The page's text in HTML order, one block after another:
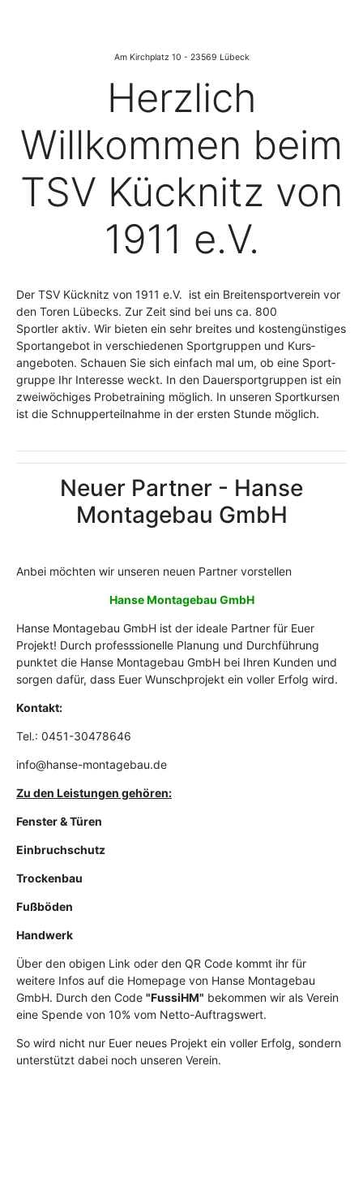
Am Kirchplatz 10 - 23569 Lübeck
Herzlich
Willkommen beim
TSV Kücknitz von
1911 e.V.
Der TSV Kücknitz von 1911 e.V. ist ein Breiten­sport­verein vor
den Toren Lübecks. Zur Zeit sind bei uns ca. 800
Sportler aktiv. Wir bieten ein sehr breites und kosten­günstiges
Sport­angebot in verschiedenen Sport­gruppen und Kurs­
angeboten. Schauen Sie sich einfach mal um, ob eine Sport­
gruppe Ihr Interesse weckt. In den Dauersportgruppen ist ein
zweiwöchiges Probetraining möglich. In unseren Sportkursen
ist die Schnupperteilnahme in der ersten Stunde möglich.
Neuer Partner - Hanse
Montagebau GmbH
Anbei möchten wir unseren neuen Partner vorstellen
Hanse Montagebau GmbH
Hanse Montagebau GmbH ist der ideale Partner für Euer
Projekt! Durch professsionelle Planung und Durchführung
punktet die Hanse Montagebau GmbH bei Ihren Kunden und
sorgen dafür, dass Euer Wunschprojekt ein voller Erfolg wird.
Kontakt:
Tel.: 0451-30478646
info@hanse-montagebau.de
Zu den Leistungen gehören:
Fenster & Türen
Einbruchschutz
Trockenbau
Fußböden
Handwerk
Über den obigen Link oder den QR Code kommt ihr für
weitere Infos auf die Homepage von Hanse Montagebau
GmbH. Durch den Code "FussiHM" bekommen wir als Verein
eine Spende von 10% vom Netto-Auftragswert.
So wird nicht nur Euer neues Projekt ein voller Erfolg, sondern
unterstützt dabei noch unseren Verein.